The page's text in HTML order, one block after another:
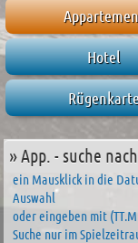
Hotel
» App. - suche
ein Mausklick in die
Auswahl
oder eingeben mit
Suche nur im